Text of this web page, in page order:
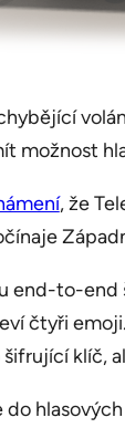
možnost
, že
end-to-end
čtyři
klíč,